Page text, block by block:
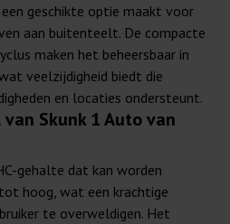
geschikte optie maakt voor
aan buitenteelt. De compacte
maken het beheersbaar in
veelzijdigheid biedt die
en locaties ondersteunt.
Skunk 1 Auto van
gehalte dat kan worden
hoog, wat een krachtige
te overweldigen. Het